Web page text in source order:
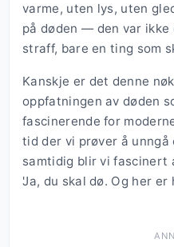
varme, uten lys, uten
på døden — den var ikke
straff, bare en ting som
Kanskje er det denne
oppfatningen av døden
fascinerende for
tid der vi prøver å unngå
samtidig blir vi fascinert
'Ja, du skal dø. Og her er